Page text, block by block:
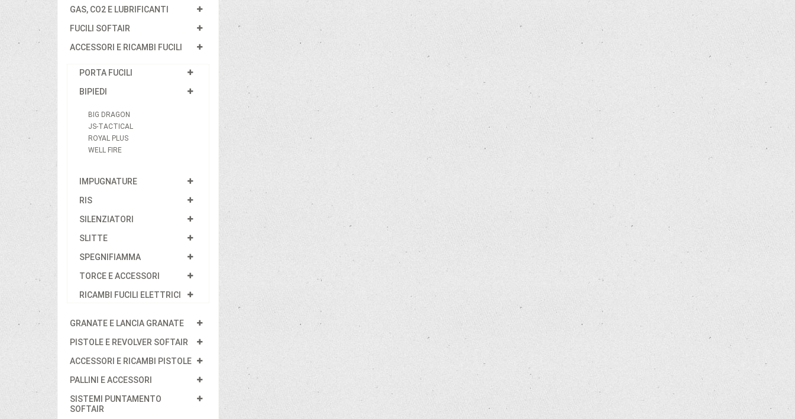
GAS, CO2 E LUBRIFICANTI
FUCILI SOFTAIR
ACCESSORI E RICAMBI FUCILI
PORTA FUCILI
BIPIEDI
BIG DRAGON
JS-TACTICAL
ROYAL PLUS
WELL FIRE
IMPUGNATURE
RIS
SILENZIATORI
SLITTE
SPEGNIFIAMMA
TORCE E ACCESSORI
RICAMBI FUCILI ELETTRICI
GRANATE E LANCIA GRANATE
PISTOLE E REVOLVER SOFTAIR
ACCESSORI E RICAMBI PISTOLE
PALLINI E ACCESSORI
SISTEMI PUNTAMENTO
SOFTAIR